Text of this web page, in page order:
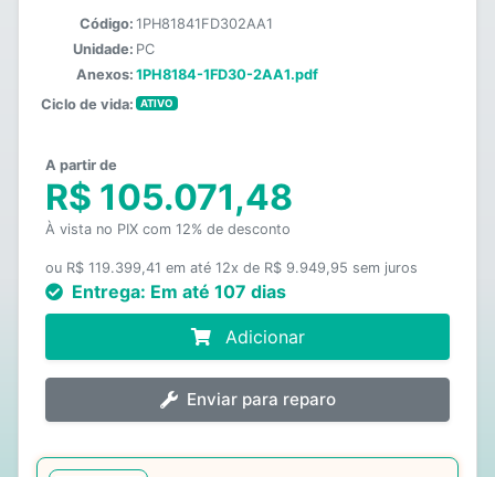
Código: 1PH81841FD302AA1
Unidade: PC
Anexos: 1PH8184-1FD30-2AA1.pdf
Ciclo de vida:
ATIVO
A partir de
R$ 105.071,48
À vista no PIX com 12% de desconto
ou R$ 119.399,41 em até 12x de R$ 9.949,95 sem juros
Entrega: Em até 107 dias
Adicionar
Enviar para reparo